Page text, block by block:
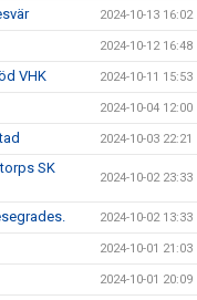
2024-10-13 16:02
2024-10-12 16:48
VHK 2024-10-11 15:53
2024-10-04 12:00
2024-10-03 22:21
SK
2024-10-02 23:33
2024-10-02 13:33
2024-10-01 21:03
2024-10-01 20:09